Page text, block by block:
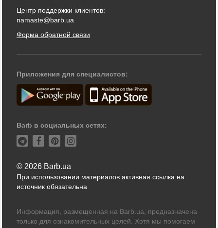
Центр поддержки клиентов:
namaste@barb.ua
Форма обратной связи
Приложения для специалистов:
Barb в социальных сетях:
© 2026 Barb.ua
При использовании материалов активная ссылка на
источник обязательна
Информация, размещенная на Barb.ua, предназначена
только для ознакомительных целей. Хотя мы помогаем